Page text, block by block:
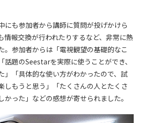
にも参加者から講師に質問が投げかけら
情報交換が行われたりするなど、非常に熱
。参加者からは「電視観望の基礎的なこ
話題のSeestarを実際に使うことができ、
」「具体的な使い方がわかったので、試
しもうと思う」「たくさんの人とたくさ
かった」などの感想が寄せられました。